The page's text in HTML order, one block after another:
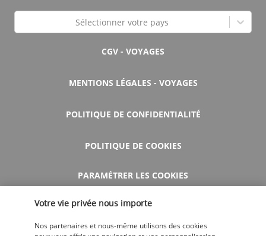
Sélectionner votre pays
CGV - VOYAGES
MENTIONS LÉGALES - VOYAGES
POLITIQUE DE CONFIDENTIALITÉ
POLITIQUE DE COOKIES
PARAMÉTRER LES COOKIES
AIDE ET CONTACT
Votre vie privée nous importe
Nos partenaires et nous-même utilisons des cookies